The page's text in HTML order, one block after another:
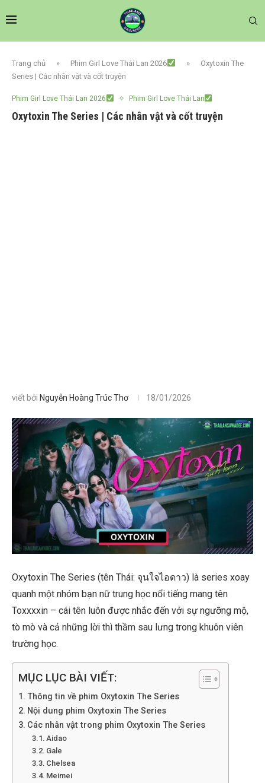
Trang chủ » Phim Girl Love Thái Lan 2026 »
Oxytoxin The
Series | Các nhân vật và cốt truyện
Phim Girl Love Thái Lan 2026 Phim Girl Love Thái Lan
Oxytoxin The Series | Các nhân vật và cốt truyện
viết bởi Nguyễn Hoàng Trúc Thơ 18/01/2026
Oxytoxin The Series (tên Thái: จุนใจไอดาว) là series xoay
quanh một nhóm bạn nữ trung học nổi tiếng mang tên
Toxxxxin – cái tên luôn được nhắc đến với sự ngưỡng mộ,
tò mò và cả những lời thì thầm sau lưng trong khuôn viên
trường học.
MỤC LỤC BÀI VIẾT:
Thông tin về phim Oxytoxin The Series
Nội dung phim Oxytoxin The Series
Các nhân vật trong phim Oxytoxin The Series
Aidao
Gale
Chelsea
Meimei